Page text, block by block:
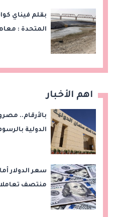
بقلم فيناي
المتحدة :
اهم الأخبار
بالأرقام..
الدولية
سعر الدولار